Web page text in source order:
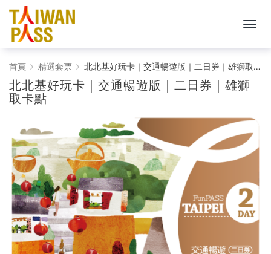
Taiwan
PASS
首頁 精選套票 北北基好玩卡｜交通暢遊版｜二日券｜雄獅取卡點
北北基好玩卡｜交通暢遊版｜二日券｜雄獅
取卡點